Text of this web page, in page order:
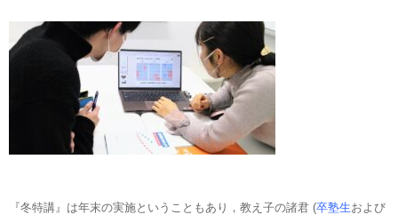
『冬特講』は年末の実施ということもあり，教え子の諸君 (卒塾生および